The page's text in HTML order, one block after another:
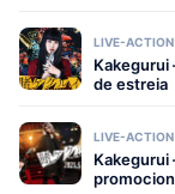
LIVE-ACTION
Kakegurui
de estreia
LIVE-ACTION
Kakegurui